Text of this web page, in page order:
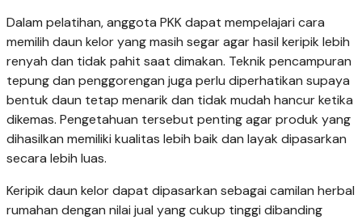
Dalam pelatihan, anggota PKK dapat mempelajari cara
memilih daun kelor yang masih segar agar hasil keripik lebih
renyah dan tidak pahit saat dimakan. Teknik pencampuran
tepung dan penggorengan juga perlu diperhatikan supaya
bentuk daun tetap menarik dan tidak mudah hancur ketika
dikemas. Pengetahuan tersebut penting agar produk yang
dihasilkan memiliki kualitas lebih baik dan layak dipasarkan
secara lebih luas.
Keripik daun kelor dapat dipasarkan sebagai camilan herbal
rumahan dengan nilai jual yang cukup tinggi dibanding